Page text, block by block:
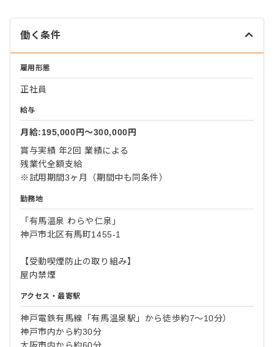
働く条件
雇用形態
正社員
給与
月給:195,000円〜300,000円
賞与実績 年2回 業績による
残業代全額支給
※試用期間3ヶ月（期間中も同条件）
勤務地
「有馬温泉 わらや仁泉」
神戸市北区有馬町1455-1
【受動喫煙防止の取り組み】
屋内禁煙
アクセス・最寄駅
神戸電鉄有馬線「有馬温泉駅」から徒歩約7〜10分）
神戸市内から約30分